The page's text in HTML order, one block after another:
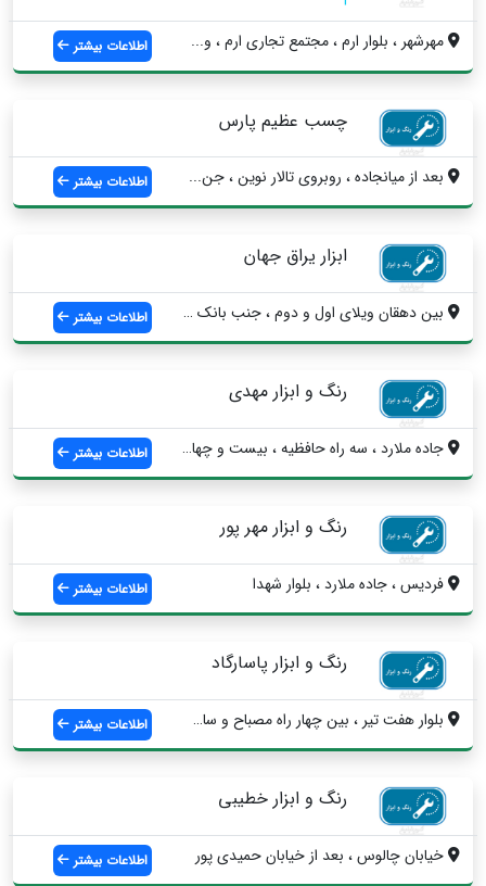
مهرشهر ، بلوار ارم ، مجتمع تجاری ارم ، و...
اطلاعات بیشتر
چسب عظیم پارس
بعد از میانجاده ، روبروی تالار نوین ، جن... اطلاعات بیشتر
ابزار یراق جهان
بین دهقان ویلای اول و دوم ، جنب بانک صاد... اطلاعات بیشتر
رنگ و ابزار مهدی
جاده ملارد ، سه راه حافظیه ، بیست و چهار... اطلاعات بیشتر
رنگ و ابزار مهر پور
فردیس ، جاده ملارد ، بلوار شهدا اطلاعات بیشتر
رنگ و ابزار پاسارگاد
بلوار هفت تیر ، بین چهار راه مصباح و ساس... اطلاعات بیشتر
رنگ و ابزار خطیبی
خیابان چالوس ، بعد از خیابان حمیدی پور اطلاعات بیشتر